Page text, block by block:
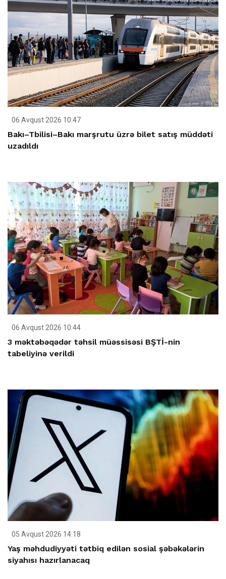
06 Avqust 2026 10:47
Bakı–Tbilisi–Bakı marşrutu üzrə bilet satış müddəti
uzadıldı
06 Avqust 2026 10:44
3 məktəbəqədər təhsil müəssisəsi BŞTİ-nin
tabeliyinə verildi
05 Avqust 2026 14:18
Yaş məhdudiyyəti tətbiq edilən sosial şəbəkələrin
siyahısı hazırlanacaq